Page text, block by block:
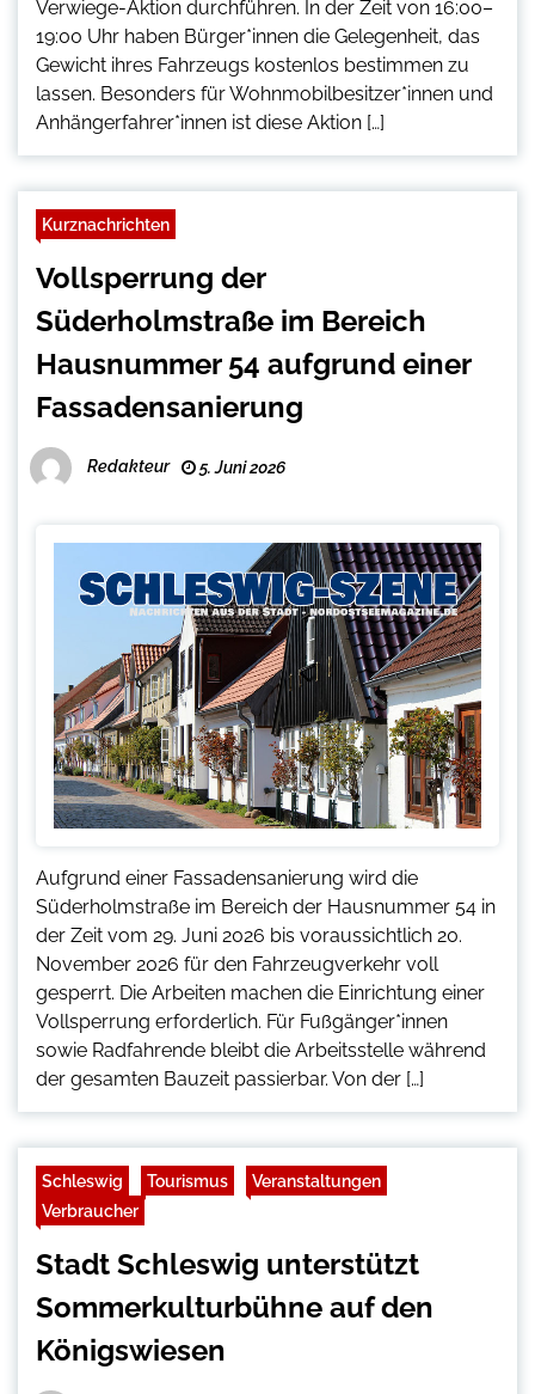
Verwiege-Aktion durchführen. In der Zeit von 16:00–
19:00 Uhr haben Bürger*innen die Gelegenheit, das
Gewicht ihres Fahrzeugs kostenlos bestimmen zu
lassen. Besonders für Wohnmobilbesitzer*innen und
Anhängerfahrer*innen ist diese Aktion […]
Kurznachrichten
Vollsperrung der
Süderholmstraße im Bereich
Hausnummer 54 aufgrund einer
Fassadensanierung
Redakteur 5. Juni 2026
Aufgrund einer Fassadensanierung wird die
Süderholmstraße im Bereich der Hausnummer 54 in
der Zeit vom 29. Juni 2026 bis voraussichtlich 20.
November 2026 für den Fahrzeugverkehr voll
gesperrt. Die Arbeiten machen die Einrichtung einer
Vollsperrung erforderlich. Für Fußgänger*innen
sowie Radfahrende bleibt die Arbeitsstelle während
der gesamten Bauzeit passierbar. Von der […]
Schleswig Tourismus
Veranstaltungen
Verbraucher
Stadt Schleswig unterstützt
Sommerkulturbühne auf den
Königswiesen